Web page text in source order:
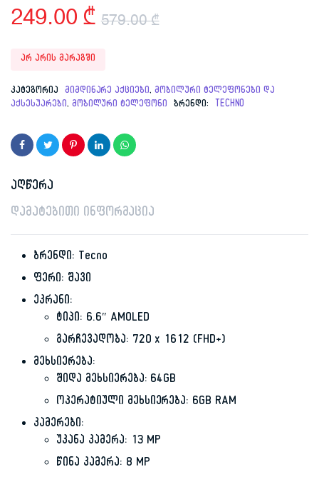
579.00₾
price
was:
249.00 ₾
price
is:
არ არის მარაგში
კატეგორია მიმდინარე აქციები,მობილური ტელეფონები და
აქსესუარები, მობილური ტელეფონი ბრენდი: TECHNO
აღწერა
დამატებითი ინფორმაცია
ბრენდი: Tecno
ფერი: შავი
ეკრანი:
ტიპი: 6.6″ AMOLED
გარჩევადობა: 720 x 1612 (FHD+)
მეხსიერება:
შიდა მეხსიერება: 64GB
ოპერატიული მეხსიერება: 6GB RAM
კამერები:
უკანა კამერა: 13 MP
წინა კამერა: 8 MP